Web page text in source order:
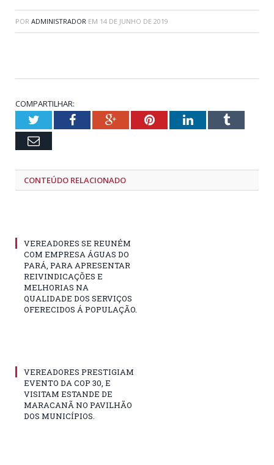
POR ADMINISTRADOR EM 14 DE JUNHO DE 2019
COMPARTILHAR:
TwitterFacebookGoogle+PinterestLinkedInTumblr
Email
CONTEÚDO RELACIONADO
VEREADORES SE REUNÉM
COM EMPRESA ÁGUAS DO
PARÁ, PARA APRESENTAR
REIVINDICAÇÕES E
MELHORIAS NA
QUALIDADE DOS SERVIÇOS
OFERECIDOS Á POPULAÇÃO.
VEREADORES PRESTIGIAM
EVENTO DA COP 30, E
VISITAM ESTANDE DE
MARACANÃ NO PAVILHÃO
DOS MUNICÍPIOS.